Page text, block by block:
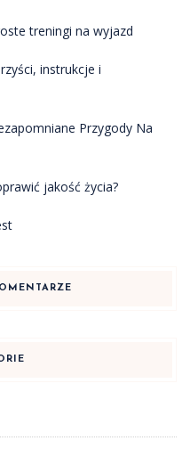
treningi na wyjazd
instrukcje i
Przygody Na
jakość życia?